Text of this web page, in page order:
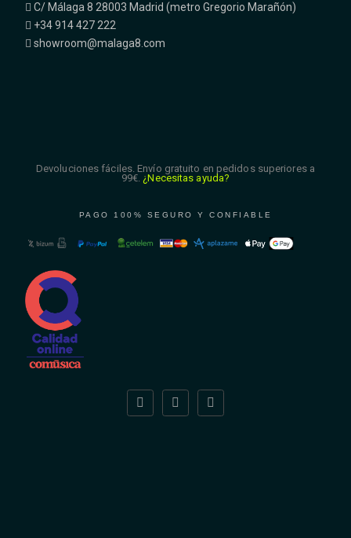
C/ Málaga 8 28003 Madrid (metro Gregorio Marañón)
+34 914 427 222
showroom@malaga8.com
Devoluciones fáciles. Envío gratuito en pedidos superiores a
99€. ¿Necesitas ayuda?
PAGO 100% SEGURO Y CONFIABLE